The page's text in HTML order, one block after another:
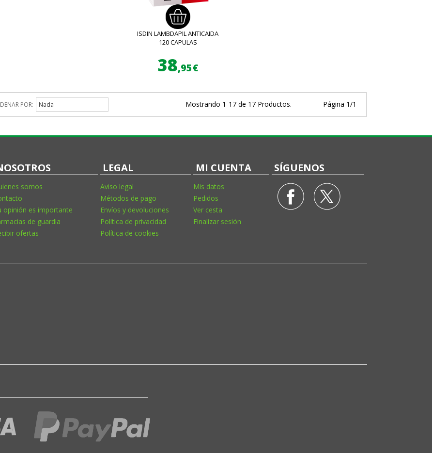
ISDIN LAMBDAPIL ANTICAIDA
120 CAPULAS
38,95€
POR: Nada Mostrando 1-17 de 17 Productos. Página 1/1
somos
opinión es importante
de guardia
ofertas
LEGAL
Aviso legal
Métodos de pago
Envíos y devoluciones
Política de privacidad
Política de cookies
MI CUENTA
Mis datos
Pedidos
Ver cesta
Finalizar sesión
SÍGUENOS